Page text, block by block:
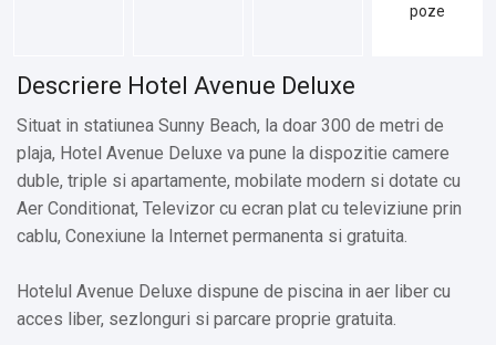
poze
Descriere Hotel Avenue Deluxe
Situat in statiunea Sunny Beach, la doar 300 de metri de
plaja, Hotel Avenue Deluxe va pune la dispozitie camere
duble, triple si apartamente, mobilate modern si dotate cu
Aer Conditionat, Televizor cu ecran plat cu televiziune prin
cablu, Conexiune la Internet permanenta si gratuita.
Hotelul Avenue Deluxe dispune de piscina in aer liber cu
acces liber, sezlonguri si parcare proprie gratuita.